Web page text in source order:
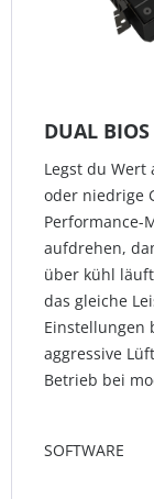
DUAL BIOS
Legst du
oder niedrige
Performance-
aufdrehen,
über kühl
das gleiche
Einstellungen
aggressive
Betrieb bei
SOFTWARE